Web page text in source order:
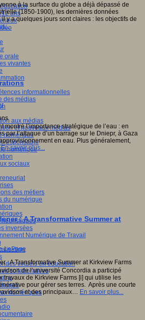
12 ans
orale
vivantes
informationnelles
des médias
aux médias
et nouveaux médias
numérique
responsable
numérique
sociaux
des métiers
du numérique
heuristiques
inversées
Numérique de Travail
virtuels en éducation
collaboratives
numériques
à la surface du globe a déjà dépassé de
(1850-1900), les dernières données
il y a quelques jours sont claires : les objectifs de
montré l’importance stratégique de l’eau : en
par l’attaque d’un barrage sur le Dniepr, à Gaza
en eau. Plus généralement,
En savoir plus...
: A Transformative Summer at
LePage
de l’université Concordia a participé
travaux de Kirkview Farms [i] qui utilise les
pour gérer ses terres. Après une courte
et des principaux… En savoir plus...